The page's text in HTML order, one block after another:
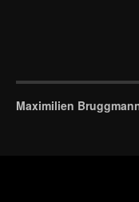
Maximilien